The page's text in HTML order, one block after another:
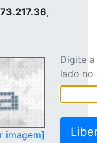
,
imagem]
Digite
lado no